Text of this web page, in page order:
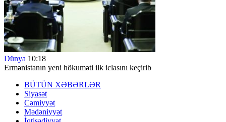
Dünya 10:18
Ermənistanın yeni hökuməti ilk iclasını keçirib
BÜTÜN XƏBƏRLƏR
Siyasət
Cəmiyyət
Mədəniyyət